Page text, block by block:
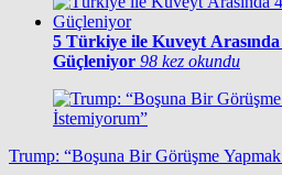
5 Türkiye ile Kuveyt
Güçleniyor 98 kez okundu
Trump: “Boşuna Bir Görüşme